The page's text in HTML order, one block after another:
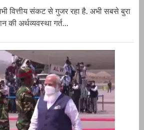
वित्तीय संकट से गुजर रहा है. अभी सबसे बुरा
की अर्थव्यवस्था गर्त...